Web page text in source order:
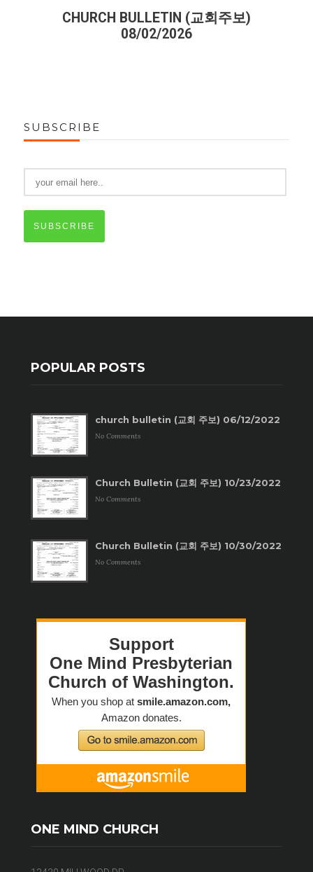
CHURCH BULLETIN (교회주보)
07/26/2026
SUBSCRIBE
SUBSCRIBE
POPULAR POSTS
church bulletin (교회 주보) 06/12/2022
No Comments
Church Bulletin (교회 주보) 10/23/2022
No Comments
Church Bulletin (교회 주보) 10/30/2022
No Comments
ONE MIND CHURCH